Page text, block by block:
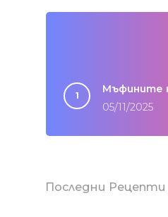
Мъфините
05/11/2025
Последни Рецепти